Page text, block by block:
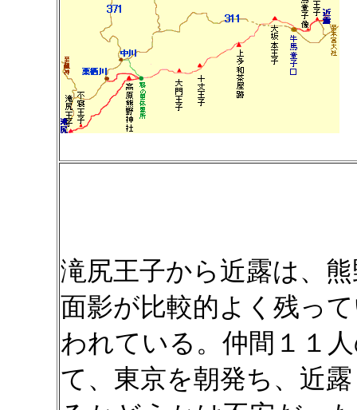
滝尻王子から近露は、
面影が比較的よく残っ
われている。仲間１１
て、東京を朝発ち、近